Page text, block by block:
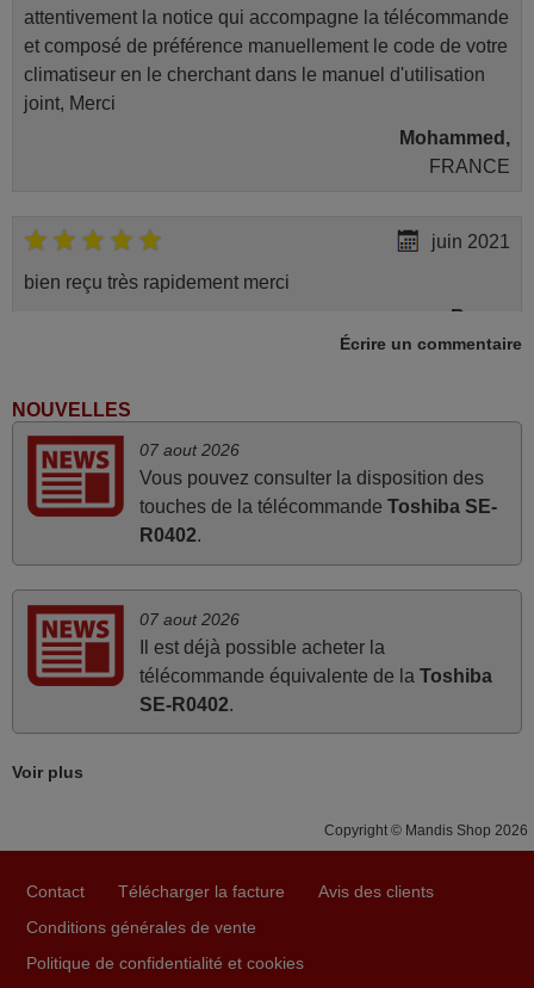
attentivement la notice qui accompagne la télécommande
et composé de préférence manuellement le code de votre
climatiseur en le cherchant dans le manuel d'utilisation
joint, Merci
Mohammed,
FRANCE
juin 2021
bien reçu très rapidement merci
Roger,
FRANCE
juin 2020
Contact excellent par email. Envoi très rapide et sécurisé.
Nous sommes ravis de notre achat. Merci !
Impeccable elles fonctionnaient très bien. Merci.
PORTO VECCHIO
Concerne la télécommande de remplacement pour le
émis car le délai de 24h était dépassé, néanmoins j'ai
reçu la télécommande au cours du 3ème jour ouvré,
compatible avec mon besoin. Concernant la
Écrire un commentaire
NOUVELLES
07 aout 2026
Vous pouvez consulter la disposition des
touches de la télécommande Toshiba SE-
R0402.
07 aout 2026
Il est déjà possible acheter la
télécommande équivalente de la Toshiba
SE-R0402.
Voir plus
Copyright © Mandis Shop 2026
Contact Télécharger la facture
Avis des clients
Conditions générales de vente
Politique de confidentialité et cookies